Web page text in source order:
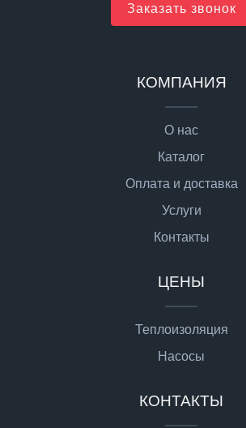
Заказать звонок
КОМПАНИЯ
О нас
Каталог
Оплата и доставка
Услуги
Контакты
ЦЕНЫ
Теплоизоляция
Насосы
КОНТАКТЫ